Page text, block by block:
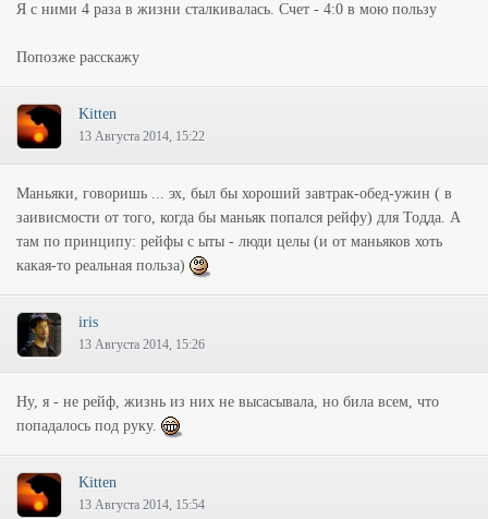
Я с ними 4 раза в жизни сталкивалась. Счет - 4:0 в мою пользу
Попозже расскажу
Kitten
13 Августа 2014, 15:22
Маньяки, говоришь ... эх, был бы хороший завтрак-обед-ужин ( в
заивисмости от того, когда бы маньяк попался рейфу) для Тодда. А
там по принципу: рейфы с ыты - люди целы (и от маньяков хоть
какая-то реальная польза)
iris
13 Августа 2014, 15:26
Ну, я - не рейф, жизнь из них не высасывала, но била всем, что
попадалось под руку.
Kitten
13 Августа 2014, 15:54